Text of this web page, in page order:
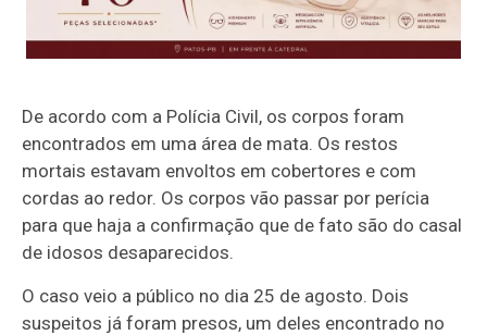
De acordo com a Polícia Civil, os corpos foram
encontrados em uma área de mata. Os restos
mortais estavam envoltos em cobertores e com
cordas ao redor. Os corpos vão passar por perícia
para que haja a confirmação que de fato são do casal
de idosos desaparecidos.
O caso veio a público no dia 25 de agosto. Dois
suspeitos já foram presos, um deles encontrado no